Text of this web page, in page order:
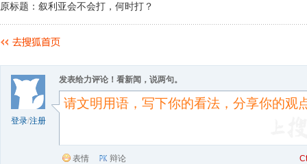
原标题：叙利亚会不会打，何时打？
登录/注册
发表给力评论！看新闻，说两句。
表情 辩论